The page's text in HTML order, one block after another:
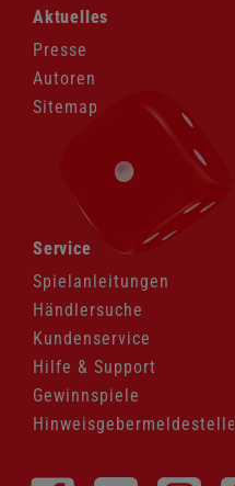
Navigation
überspringen
Aktuelles
Presse
Autoren
Sitemap
Navigation
überspringen
Service
Spielanleitungen
Händlersuche
Kundenservice
Hilfe & Support
Gewinnspiele
Hinweisgebermeldestelle
überspringen